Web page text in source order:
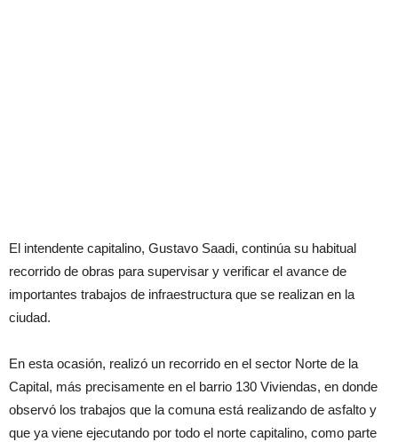
El intendente capitalino, Gustavo Saadi, continúa su habitual
recorrido de obras para supervisar y verificar el avance de
importantes trabajos de infraestructura que se realizan en la
ciudad.
En esta ocasión, realizó un recorrido en el sector Norte de la
Capital, más precisamente en el barrio 130 Viviendas, en donde
observó los trabajos que la comuna está realizando de asfalto y
que ya viene ejecutando por todo el norte capitalino, como parte